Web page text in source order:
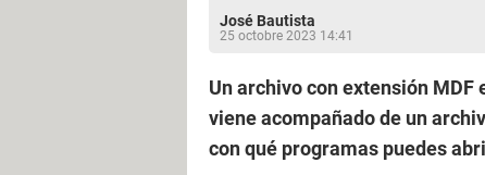
José Bautista
25 octobre 2023 14:41
Un archivo con extensión MDF
viene acompañado de un
con qué programas puedes